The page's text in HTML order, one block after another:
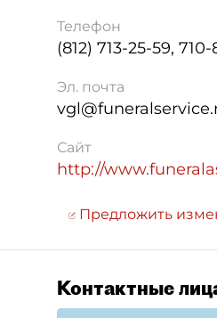
Телефон
(812) 713-25-59, 710-
Эл. почта
Сайт
http://
Предложить
Контактные